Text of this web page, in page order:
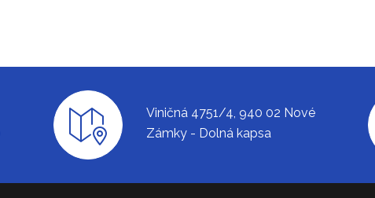
Viničná 4751/4, 940 02 Nové
Zámky - Dolná kapsa